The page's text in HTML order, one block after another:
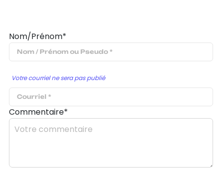
Nom/Prénom*
Votre courriel ne sera pas publié
Commentaire*